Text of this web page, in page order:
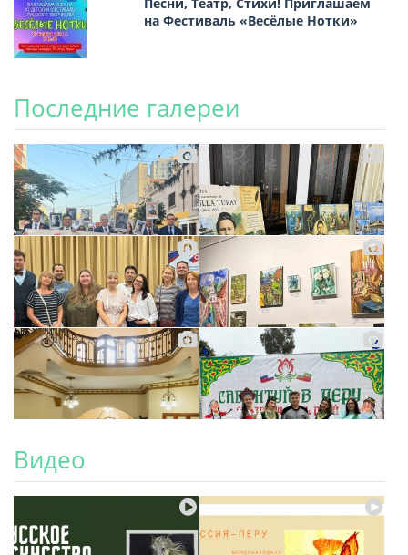
на Фестиваль «Весёлые Нотки»
Последние галереи
Видео